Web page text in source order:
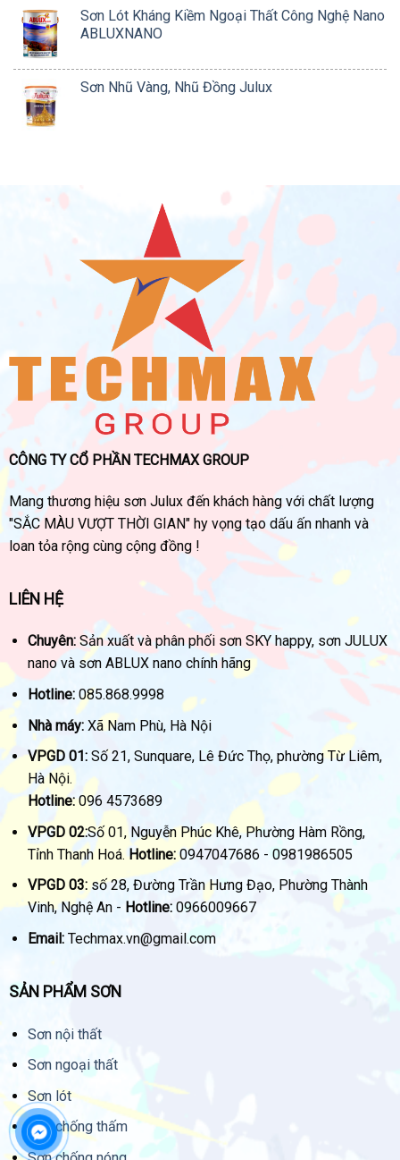
Sơn Lót Kháng Kiềm Ngoại Thất Công Nghệ Nano
ABLUXNANO
Sơn Nhũ Vàng, Nhũ Đồng Julux
CÔNG TY CỔ PHẦN TECHMAX GROUP
Mang thương hiệu sơn Julux đến khách hàng với chất lượng
"SẮC MÀU VƯỢT THỜI GIAN" hy vọng tạo dấu ấn nhanh và
loan tỏa rộng cùng cộng đồng !
LIÊN HỆ
Chuyên:Sản xuất và phân phối sơn SKY happy, sơn JULUX
nano và sơn ABLUX nano chính hãng
Hotline:085.868.9998
Nhà máy:Xã Nam Phù, Hà Nội
VPGD 01:Số 21, Sunquare, Lê Đức Thọ, phường Từ Liêm,
Hà Nội.
Hotline:096 4573689
VPGD 02:Số 01, Nguyễn Phúc Khê, Phường Hàm Rồng,
Tỉnh Thanh Hoá.Hotline:0947047686 - 0981986505
VPGD 03:số 28, Đường Trần Hưng Đạo, Phường Thành
Vinh, Nghệ An - Hotline:0966009667
Email:Techmax.vn@gmail.com
SẢN PHẨM SƠN
Sơn nội thất
Sơn ngoại thất
Sơn lót
Sơn chống thấm